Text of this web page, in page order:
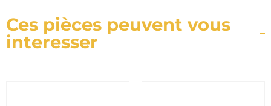
Ces pièces peuvent vous
interesser